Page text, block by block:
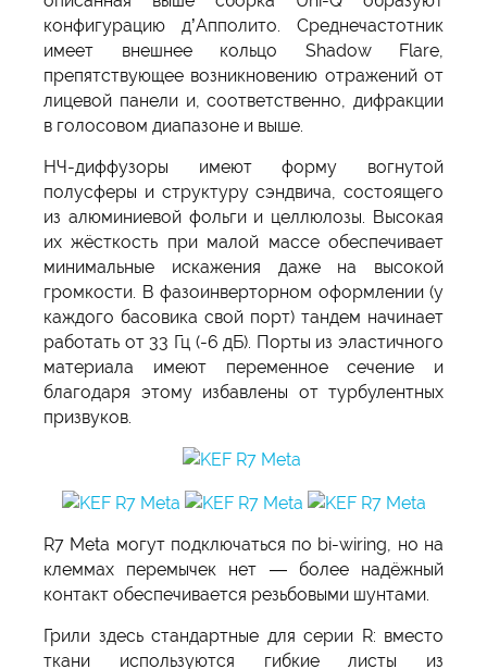
конфигурацию д’Апполито. Среднечастотник
имеет внешнее кольцо Shadow Flare,
препятствующее возникновению отражений от
лицевой панели и, соответственно, дифракции
в голосовом диапазоне и выше.
НЧ-диффузоры имеют форму вогнутой
полусферы и структуру сэндвича, состоящего
из алюминиевой фольги и целлюлозы. Высокая
их жёсткость при малой массе обеспечивает
минимальные искажения даже на высокой
громкости. В фазоинверторном оформлении (у
каждого басовика свой порт) тандем начинает
работать от 33 Гц (-6 дБ). Порты из эластичного
материала имеют переменное сечение и
благодаря этому избавлены от турбулентных
призвуков.
R7 Meta могут подключаться по bi-wiring, но на
клеммах перемычек нет — более надёжный
контакт обеспечивается резьбовыми шунтами.
Грили здесь стандартные для серии R: вместо
ткани используются гибкие листы из